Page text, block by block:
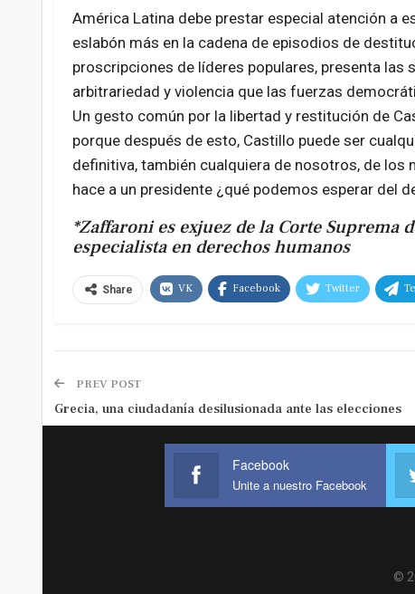
América Latina debe prestar especial atención a
eslabón más en la cadena de episodios de
proscripciones de líderes populares, presenta
arbitrariedad y violencia que las fuerzas
Un gesto común por la libertad y restitución de
porque después de esto, Castillo puede ser
definitiva, también cualquiera de nosotros, de
hace a un presidente ¿qué podemos esperar del
*Zaffaroni es exjuez de la Corte Suprema
especialista en derechos humanos
Share VK Facebook Twitter
PREV POST
Grecia, una ciudadanía desilusionada ante las elecciones
Facebook
Unite a nuestro Facebook
©